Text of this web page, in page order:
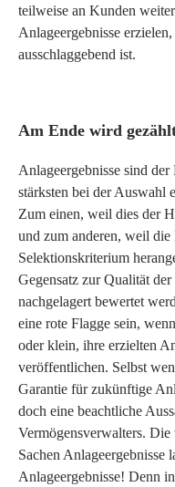
teilweise an Kunden
Anlageergebnisse
ausschlaggebend ist.
Am Ende wird
Anlageergebnisse sind
stärksten bei der Auswahl
Zum einen, weil dies der
und zum anderen, weil
Selektionskriterium
Gegensatz zur Qualität
nachgelagert bewertet
eine rote Flagge sein,
oder klein, ihre erzielten
veröffentlichen. Selbst
Garantie für zukünftige
doch eine beachtliche
Vermögensverwalters.
Sachen Anlageergebnisse
Anlageergebnisse! Denn